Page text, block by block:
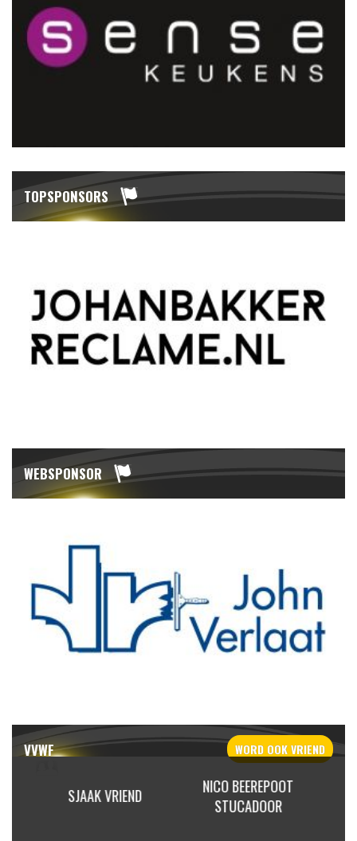
TOPSPONSORS
WEBSPONSOR
VVWF WORD OOKVRIEND
NICO BEEREPOOT
STUCADOOR
SIEM & ELS LAAN